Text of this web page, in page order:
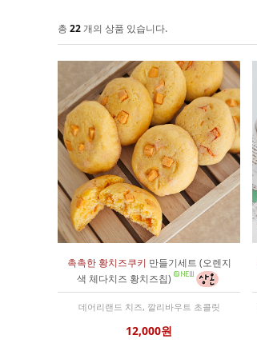
총 22개의 상품 있습니다.
촉촉한 황치즈쿠키 만들기세트 (오렌지
색 체다치즈 황치즈칩)
데어리랜드 치즈, 깔리바우트 초콜릿
12,000원